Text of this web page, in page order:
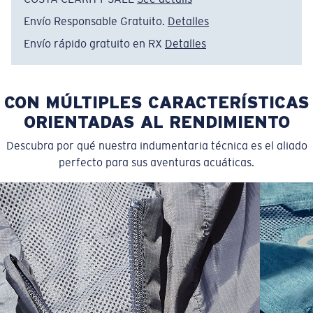
Artículo n.°:FQA401348-7CR
Tamaño:L
SIZES
1. HPS
LENGTH
(FRONT)
2. CHEST ( 1"
BELOW ARMHOLE)
3. SLEEVE LENGTH
(SHOULDER TO BOTTOM)
S 30,5 21 25 3/4
Envío Responsable Gratuito. Detalles
Envío rápido gratuito en RX Detalles
CON MÚLTIPLES CARACTERÍSTICAS
ORIENTADAS AL RENDIMIENTO
Descubra por qué nuestra indumentaria técnica es el aliado
perfecto para sus aventuras acuáticas.